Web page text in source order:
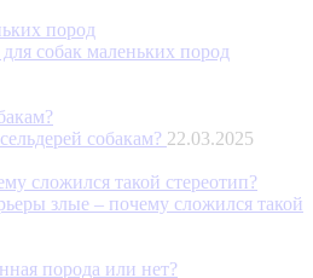
собак маленьких пород
собакам? 22.03.2025
злые – почему сложился такой